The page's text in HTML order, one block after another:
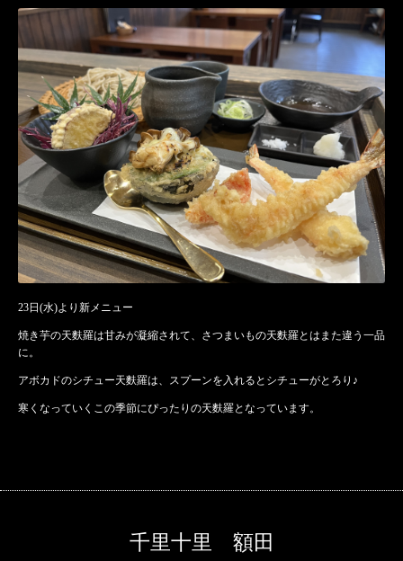
23日(水)より新メニュー
焼き芋の天麩羅は甘みが凝縮されて、さつまいもの天麩羅とはまた違う一品
に。
アボカドのシチュー天麩羅は、スプーンを入れるとシチューがとろり♪
寒くなっていくこの季節にぴったりの天麩羅となっています。
千里十里 額田